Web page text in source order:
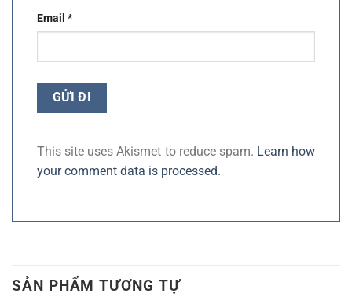
Email *
This site uses Akismet to reduce spam. Learn how
your comment data is processed.
SẢN PHẨM TƯƠNG TỰ